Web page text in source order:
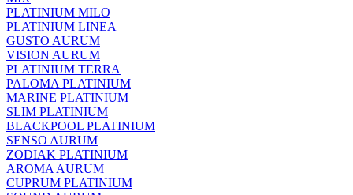
PLATINIUM MILO
PLATINIUM LINEA
GUSTO AURUM
VISION AURUM
PLATINIUM TERRA
PALOMA PLATINIUM
MARINE PLATINIUM
SLIM PLATINIUM
BLACKPOOL PLATINIUM
SENSO AURUM
ZODIAK PLATINIUM
AROMA AURUM
CUPRUM PLATINIUM